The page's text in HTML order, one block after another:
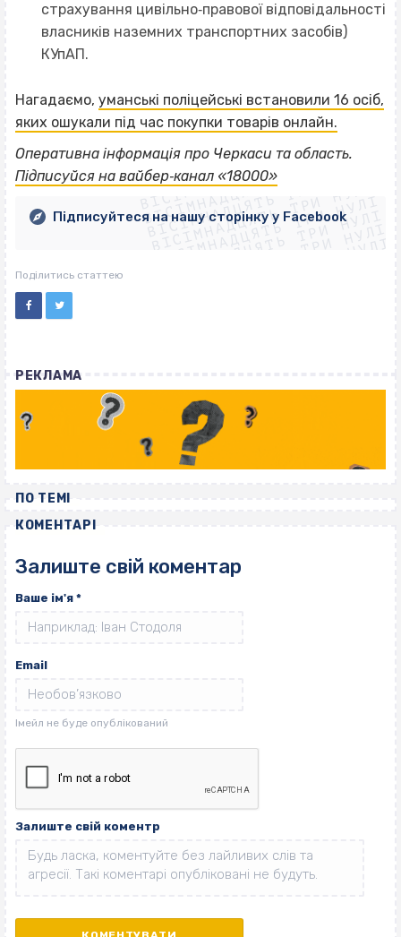
страхування цивільно‐правової відповідальності
власників наземних транспортних засобів)
КУпАП.
Нагадаємо, уманські поліцейські встановили 16 осіб,
яких ошукали під час покупки товарів онлайн.
Оперативна інформація про Черкаси та область.
Підписуйся на вайбер‐канал «18000»
ВІСІМНАДЦЯТЬ ТРИ НУЛІ
ВІСІМНАДЦЯТЬ ТРИ НУЛІ
ВІСІМНАДЦЯТЬ ТРИ НУЛІ
ВІСІМНАДЦЯТЬ ТРИ НУЛІ
ВІСІМНАДЦЯТЬ ТРИ НУЛІ
ВІСІМНАДЦЯТЬ ТРИ НУЛІ
ВІСІМНАДЦЯТЬ ТРИ НУЛІ
ВІСІМНАДЦЯТЬ ТРИ НУЛІ
Підписуйтеся на нашу сторінку у Facebook
Поділитись статтею
РЕКЛАМА
ПО ТЕМІ
КОМЕНТАРІ
Залиште свій коментар
Ваше ім'я *
Email
Залиште свій коментр